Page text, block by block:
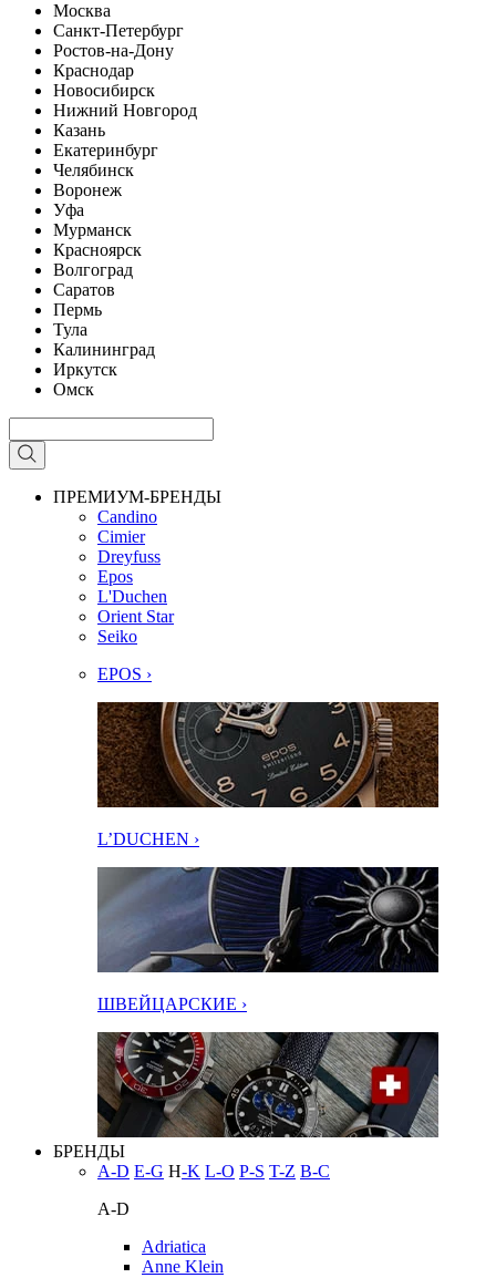
Москва
Санкт-Петербург
Ростов-на-Дону
Краснодар
Новосибирск
Нижний Новгород
Казань
Екатеринбург
Челябинск
Воронеж
Уфа
Мурманск
Красноярск
Волгоград
Саратов
Пермь
Тула
Калининград
Иркутск
Омск
ПРЕМИУМ-БРЕНДЫ
Candino
Cimier
Dreyfuss
Epos
L'Duchen
Orient Star
Seiko
EPOS ›
L’DUCHEN ›
ШВЕЙЦАРСКИЕ ›
БРЕНДЫ
A-D E-G H-K L-O P-S T-Z В-С
A-D
Adriatica
Anne Klein